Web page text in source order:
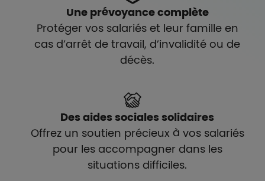
Une prévoyance complète
Protéger vos salariés et leur famille en
cas d’arrêt de travail, d’invalidité ou de
décès.
Des aides sociales solidaires
Offrez un soutien précieux à vos salariés
pour les accompagner dans les
situations difficiles.